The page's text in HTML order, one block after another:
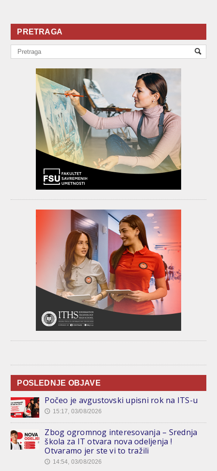
PRETRAGA
POSLEDNJE OBJAVE
Počeo je avgustovski upisni rok na ITS-u
🕔 15:17, 03/08/2026
Zbog ogromnog interesovanja – Srednja
škola za IT otvara nova odeljenja !
Otvaramo jer ste vi to tražili
🕔 14:54, 03/08/2026